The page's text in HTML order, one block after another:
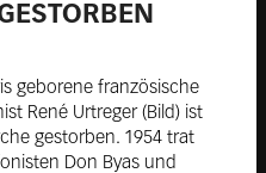
geborene französische
René Urtreger (Bild) ist
gestorben. 1954 trat
Don Byas und